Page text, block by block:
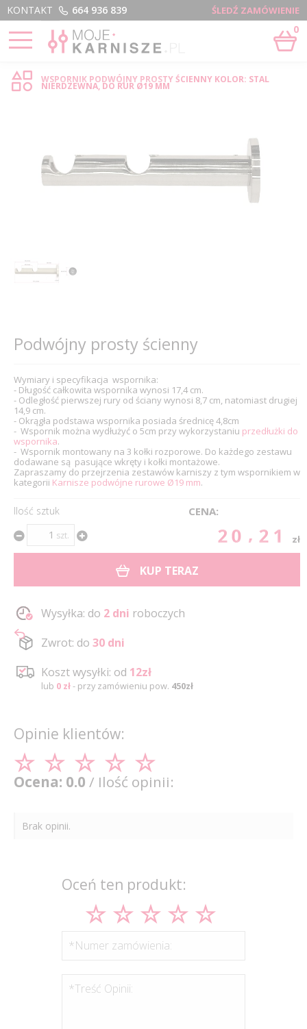
Menu
KONTAKT ŚLEDŹ ZAMÓWIENIE
664 936 839
0
STRONA GŁÓWNA › PODWÓJNY PROSTY ŚCIENNY - SKLEP INTERNETOWY
WSPORNIK PODWÓJNY PROSTY ŚCIENNY KOLOR: STAL
NIERDZEWNA, DO RUR Ø19 MM
Podwójny prosty ścienny
Wymiary i specyfikacja wspornika:
- Długość całkowita wspornika wynosi 17,4 cm.
- Odległość pierwszej rury od ściany wynosi 8,7 cm, natomiast drugiej
14,9 cm.
- Okrągła podstawa wspornika posiada średnicę 4,8cm
- Wspornik można wydłużyć o 5cm przy wykorzystaniu przedłużki do
wspornika.
- Wspornik montowany na 3 kołki rozporowe. Do każdego zestawu
dodawane są pasujące wkręty i kołki montażowe.
Zapraszamy do przejrzenia zestawów karniszy z tym wspornikiem w
kategorii Karnisze podwójne rurowe Ø19 mm.
Ilość sztuk
szt.
CENA:
20.21 zł
KUP TERAZ
Wysyłka: do 2 dni roboczych
Zwrot: do 30 dni
Koszt wysyłki: od 12zł
lub 0 zł- przy zamówieniu pow. 450zł
Opinie klientów:
Ocena: 0.0 / Ilość opinii:
Brak opinii.
Oceń ten produkt:
*Numer zamówienia:
*Treść Opinii: